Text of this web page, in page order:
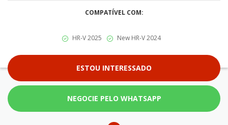
COMPATÍVEL COM:
HR-V 2025 New HR-V 2024
ESTOU INTERESSADO
NEGOCIE PELO WHATSAPP